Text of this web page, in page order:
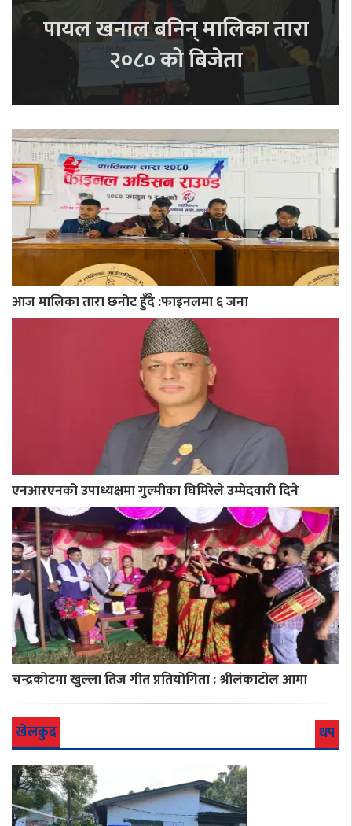
पायल खनाल बनिन् मालिका तारा
२०८० को बिजेता
आज मालिका तारा छनोट हुँदै :फाइनलमा ६ जना
एनआरएनको उपाध्यक्षमा गुल्मीका घिमिरेले उम्मेदवारी दिने
चन्द्रकोटमा खुल्ला तिज गीत प्रतियोगिता : श्रीलंकाटोल आमा
खेलकुद थप